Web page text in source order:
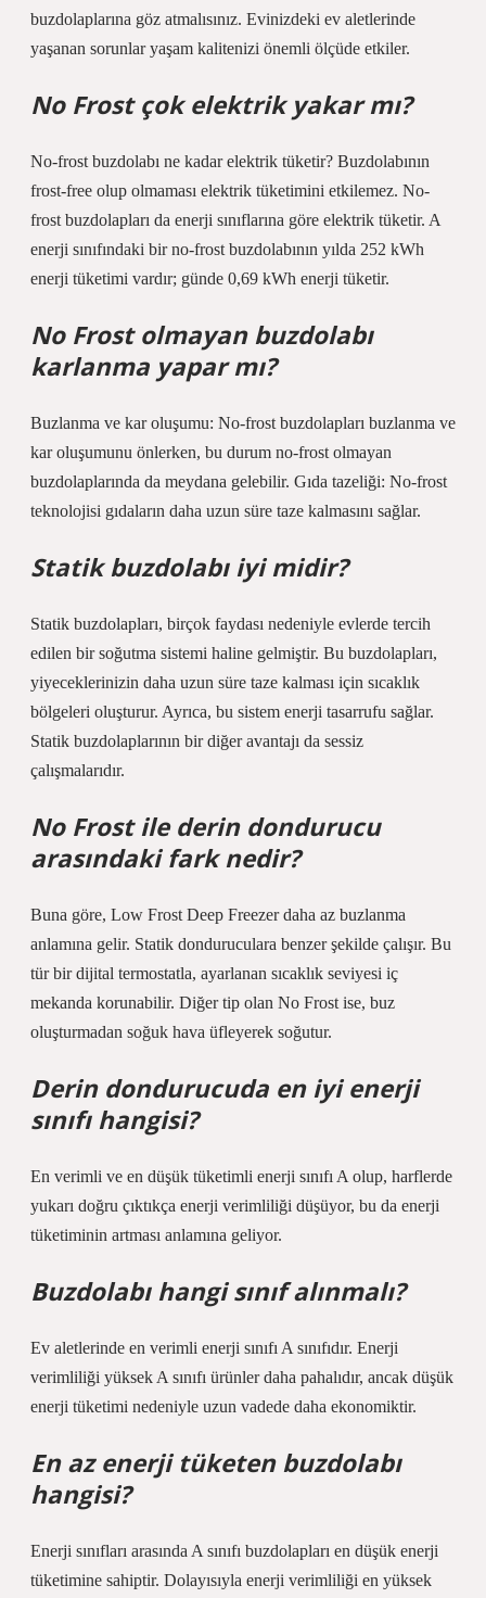
buzdolaplarına göz atmalısınız. Evinizdeki ev aletlerinde
yaşanan sorunlar yaşam kalitenizi önemli ölçüde etkiler.
No Frost çok elektrik yakar mı?
No-frost buzdolabı ne kadar elektrik tüketir? Buzdolabının
frost-free olup olmaması elektrik tüketimini etkilemez. No-
frost buzdolapları da enerji sınıflarına göre elektrik tüketir. A
enerji sınıfındaki bir no-frost buzdolabının yılda 252 kWh
enerji tüketimi vardır; günde 0,69 kWh enerji tüketir.
No Frost olmayan buzdolabı
karlanma yapar mı?
Buzlanma ve kar oluşumu: No-frost buzdolapları buzlanma ve
kar oluşumunu önlerken, bu durum no-frost olmayan
buzdolaplarında da meydana gelebilir. Gıda tazeliği: No-frost
teknolojisi gıdaların daha uzun süre taze kalmasını sağlar.
Statik buzdolabı iyi midir?
Statik buzdolapları, birçok faydası nedeniyle evlerde tercih
edilen bir soğutma sistemi haline gelmiştir. Bu buzdolapları,
yiyeceklerinizin daha uzun süre taze kalması için sıcaklık
bölgeleri oluşturur. Ayrıca, bu sistem enerji tasarrufu sağlar.
Statik buzdolaplarının bir diğer avantajı da sessiz
çalışmalarıdır.
No Frost ile derin dondurucu
arasındaki fark nedir?
Buna göre, Low Frost Deep Freezer daha az buzlanma
anlamına gelir. Statik donduruculara benzer şekilde çalışır. Bu
tür bir dijital termostatla, ayarlanan sıcaklık seviyesi iç
mekanda korunabilir. Diğer tip olan No Frost ise, buz
oluşturmadan soğuk hava üfleyerek soğutur.
Derin dondurucuda en iyi enerji
sınıfı hangisi?
En verimli ve en düşük tüketimli enerji sınıfı A olup, harflerde
yukarı doğru çıktıkça enerji verimliliği düşüyor, bu da enerji
tüketiminin artması anlamına geliyor.
Buzdolabı hangi sınıf alınmalı?
Ev aletlerinde en verimli enerji sınıfı A sınıfıdır. Enerji
verimliliği yüksek A sınıfı ürünler daha pahalıdır, ancak düşük
enerji tüketimi nedeniyle uzun vadede daha ekonomiktir.
En az enerji tüketen buzdolabı
hangisi?
Enerji sınıfları arasında A sınıfı buzdolapları en düşük enerji
tüketimine sahiptir. Dolayısıyla enerji verimliliği en yüksek